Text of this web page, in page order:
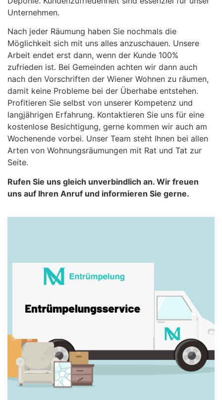
Unternehmen.
Nach jeder Räumung haben Sie nochmals die
Möglichkeit sich mit uns alles anzuschauen. Unsere
Arbeit endet erst dann, wenn der Kunde 100%
zufrieden ist. Bei Gemeinden achten wir dann auch
nach den Vorschriften der Wiener Wohnen zu räumen,
damit keine Probleme bei der Überhabe entstehen.
Profitieren Sie selbst von unserer Kompetenz und
langjährigen Erfahrung. Kontaktieren Sie uns für eine
kostenlose Besichtigung, gerne kommen wir auch am
Wochenende vorbei. Unser Team steht Ihnen bei allen
Arten von Wohnungsräumungen mit Rat und Tat zur
Seite.
Rufen Sie uns gleich unverbindlich an. Wir freuen
uns auf Ihren Anruf und informieren Sie gerne.